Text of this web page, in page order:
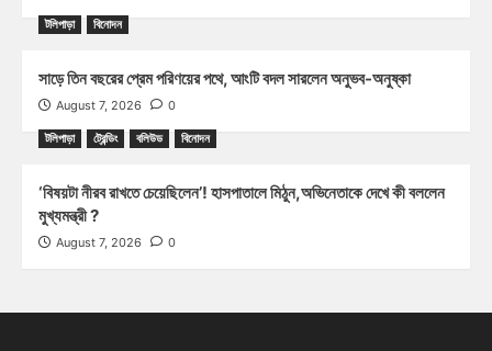
টলিপাড়া বিনোদন
সাড়ে তিন বছরের প্রেম পরিণয়ের পথে, আংটি বদল সারলেন অনুভব-অনুষ্কা
August 7, 2026 0
টলিপাড়া ট্রেন্ডিং বলিউড বিনোদন
‘বিষয়টা নীরব রাখতে চেয়েছিলেন’! হাসপাতালে মিঠুন,অভিনেতাকে দেখে কী বললেন
মুখ্যমন্ত্রী ?
August 7, 2026 0